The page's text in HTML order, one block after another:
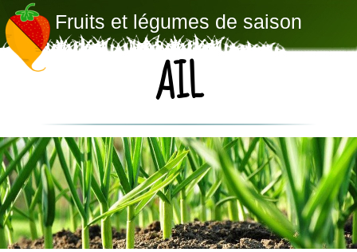
Fruits et légumes de saison
AIL